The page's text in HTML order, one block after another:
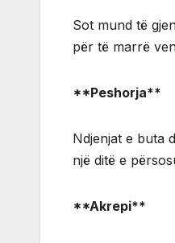
Sot mund të
për të marrë
**Peshorja**
Ndjenjat e buta
një ditë e
**Akrepi**